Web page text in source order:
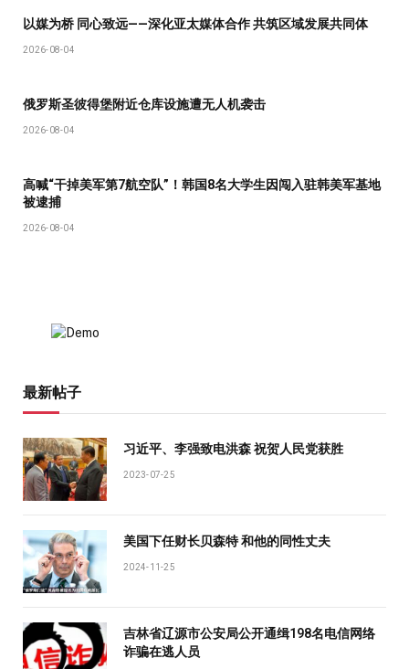
以媒为桥 同心致远——深化亚太媒体合作 共筑区域发展共同体
2026-08-04
俄罗斯圣彼得堡附近仓库设施遭无人机袭击
2026-08-04
高喊“干掉美军第7航空队”！韩国8名大学生因闯入驻韩美军基地
被逮捕
2026-08-04
最新帖子
习近平、李强致电洪森 祝贺人民党获胜
2023-07-25
美国下任财长贝森特 和他的同性丈夫
2024-11-25
吉林省辽源市公安局公开通缉198名电信网络
诈骗在逃人员